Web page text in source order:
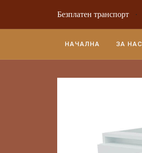
Безплатен транспорт ·
НАЧАЛНА ЗА НАС